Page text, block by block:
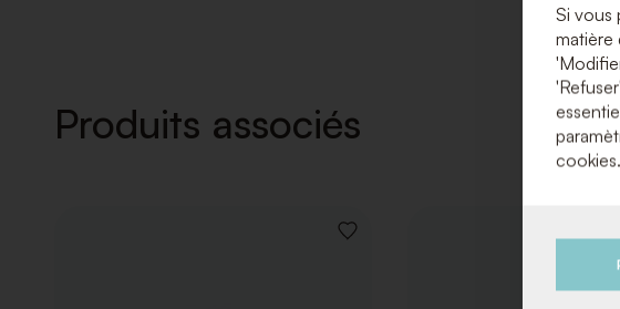
Produits associés
AJOUTER
Si vous
matière
cookies.